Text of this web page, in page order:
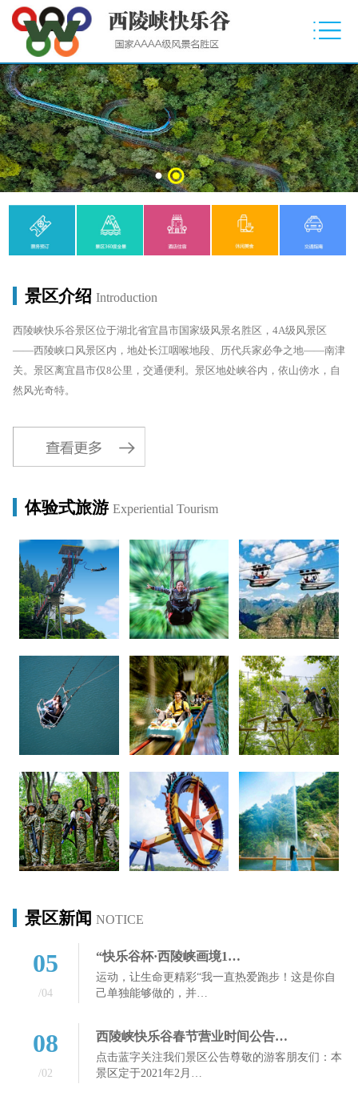
景区介绍 Introduction
西陵峡快乐谷景区位于湖北省宜昌市国家级风景名胜区，4A级风景区
——西陵峡口风景区内，地处长江咽喉地段、历代兵家必争之地——南津
关。景区离宜昌市仅8公里，交通便利。景区地处峡谷内，依山傍水，自
然风光奇特。
体验式旅游 Experiential Tourism
景区新闻 NOTICE
05
/04
“快乐谷杯·西陵峡画境1…
运动，让生命更精彩“我一直热爱跑步！这是你自
己单独能够做的，并…
08
/02
西陵峡快乐谷春节营业时间公告…
点击蓝字关注我们景区公告尊敬的游客朋友们：本
景区定于2021年2月…